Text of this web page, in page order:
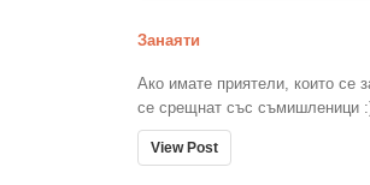
Занаяти
Ако имате приятели, които се
се срещнат със съмишленици :)
View Post